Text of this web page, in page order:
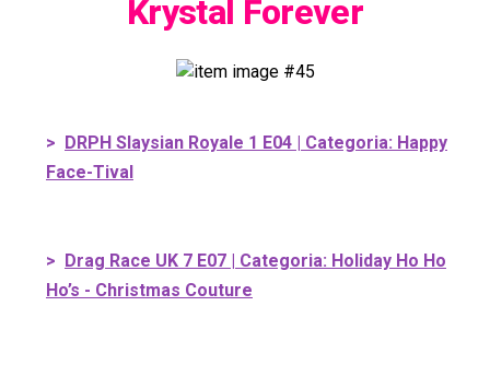
Krystal Forever
> DRPH Slaysian Royale 1 E04 | Categoria: Happy
Face-Tival
> Drag Race UK 7 E07 | Categoria: Holiday Ho Ho
Ho’s - Christmas Couture